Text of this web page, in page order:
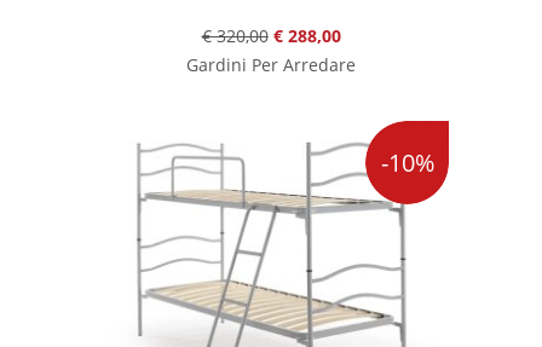
€ 320,00 € 288,00
Gardini Per Arredare
-10%